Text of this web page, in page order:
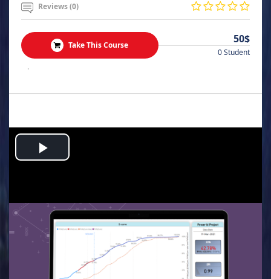
Reviews (0)
Take This Course 50$
0 Student
.
Play